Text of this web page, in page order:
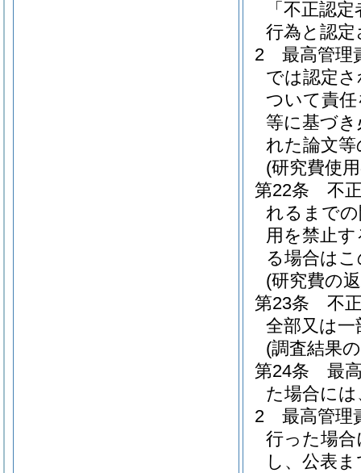
「不正認
行為と認
2
最高管理
では認定
ついて責
等に基づ
れた論文
(研究費使
第22条
不
れるまで
用を禁止す
る場合は
(研究費の
第23条
不
全部又は
(調査結果
第24条
最
た場合に
2
最高管理
行った場
し、公表